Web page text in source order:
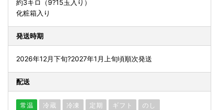
約3キロ（9?15玉入り）
化粧箱入り
発送時期
2026年12月下旬?2027年1月上旬頃順次発送
配送
常温 冷蔵 冷凍 定期 ギフト のし